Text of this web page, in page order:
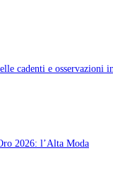
cadenti e osservazioni
2026: l’Alta Moda